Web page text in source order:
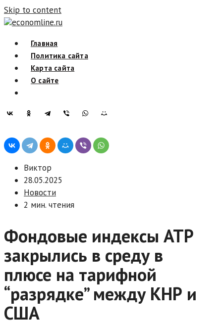
Skip to content
economline.ru
Главная
Политика сайта
Карта сайта
О сайте
Виктор
28.05.2025
Новости
2 мин. чтения
Фондовые индексы АТР
закрылись в среду в
плюсе на тарифной
“разрядке” между КНР и
США